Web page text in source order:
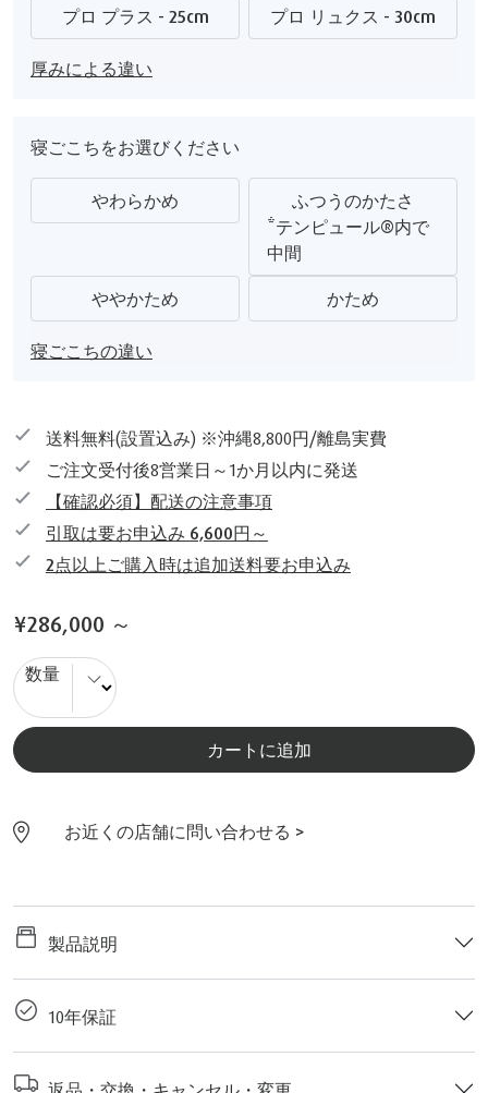
プロ プラス - 25cm プロ リュクス - 30cm
厚みによる違い
寝ごこちをお選びください
やわらかめ
ふつうのかたさ
*テンピュール®内で
中間
ややかため かため
寝ごこちの違い
送料無料(設置込み) ※沖縄8,800円/離島実費
ご注文受付後8営業日～1か月以内に発送
【確認必須】配送の注意事項
引取は要お申込み 6,600円～
2点以上ご購入時は追加送料要お申込み
¥286,000 ～
数量
カートに追加
お近くの店舗に問い合わせる >
製品説明
10年保証